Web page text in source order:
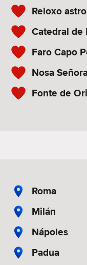
Reloxo
Catedral de
Faro Capo
Nosa
Fonte de
Roma
Milán
Nápoles
Padua